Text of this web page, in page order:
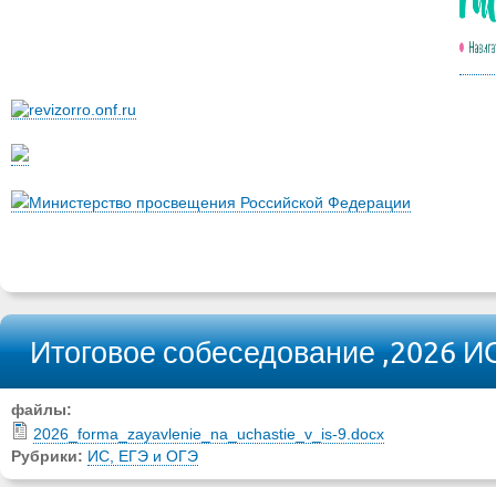
Министерство просвещения Российской Федерации
Итоговое собеседование ,2026
файлы:
2026_forma_zayavlenie_na_uchastie_v_is-9.docx
Рубрики: ИС, ЕГЭ и ОГЭ